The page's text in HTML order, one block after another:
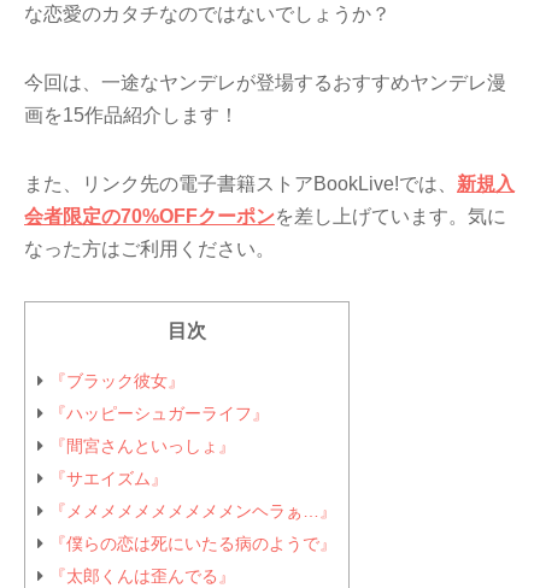
な恋愛のカタチなのではないでしょうか？
今回は、一途なヤンデレが登場するおすすめヤンデレ漫
画を15作品紹介します！
また、リンク先の電子書籍ストアBookLive!では、 新規入
会者限定の70%OFFクーポンを差し上げています。気に
なった方はご利用ください。
目次
『ブラック彼女』
『ハッピーシュガーライフ』
『間宮さんといっしょ』
『サエイズム』
『メメメメメメメメメメンヘラぁ…』
『僕らの恋は死にいたる病のようで』
『太郎くんは歪んでる』